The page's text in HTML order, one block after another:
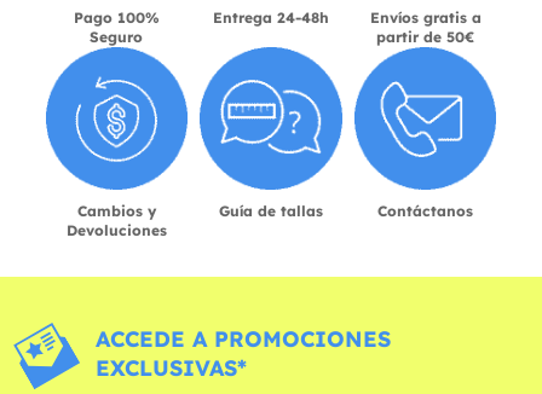
Pago 100%
Seguro
Entrega 24-48h
Envíos gratis a
partir de 50€
Cambios y
Devoluciones
Guía de tallas Contáctanos
ACCEDE A PROMOCIONES
EXCLUSIVAS*